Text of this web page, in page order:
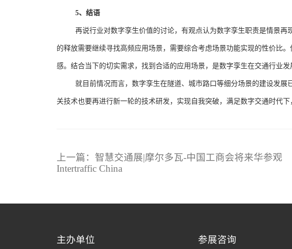
5、结语
再说行业对数字孪生价值的讨论，有观点认为数字孪生职责是情景
的释放需要继续寻找高频应用场景，需要综合考虑场景功能实现的性价比
感。结合当下的切实需求，找到合适的应用场景，是数字孪生在交通行业发
就目前情况而言，数字孪生在隧道、城市路口等细分场景的建设发
关技术也要再进行新一轮的技术研发，实现自我突破，满足数字交通时代下
上一篇：智慧交通展|摩尔多瓦-中国工商会将来华参观
Intertraffic China
主办单位 参展咨询